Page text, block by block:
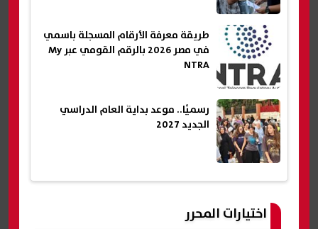
طريقة معرفة الأرقام المسجلة باسمي
في مصر 2026 بالرقم القومي عبر My
NTRA
رسميًا.. موعد بداية العام الدراسي
الجديد 2027
اختيارات المحرر